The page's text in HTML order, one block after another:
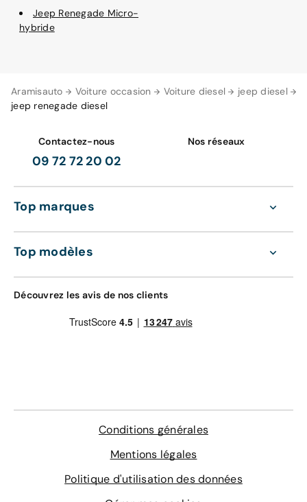
Aramisauto Voiture occasion Voiture diesel
jeep diesel
jeep renegade diesel
Jeep Renegade Micro-
hybride
Contactez-nous
09 72 72 20 02
Nos réseaux
Top marques
Top modèles
Découvrez les avis de nos clients
Conditions générales
Mentions légales
Politique d'utilisation des données